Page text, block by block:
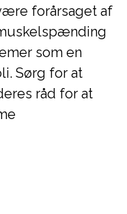
forårsaget af
som en
Sørg for at
råd for at